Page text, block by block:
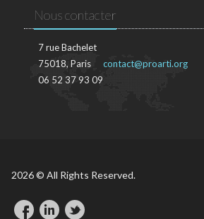
Nous contacter
7 rue Bachelet
75018, Paris
06 52 37 93 09
contact@proarti.org
2026 © All Rights Reserved.